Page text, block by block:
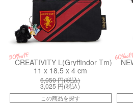
50%off
CREATIVITY L(Gryffindor Tm)
11 x 18.5 x 4 cm
6,050円(税込)
3,025 円(税込)
この商品を探す